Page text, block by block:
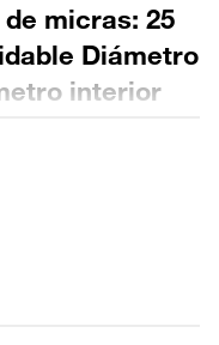
micras: 25
Diámetro
interior
110 Sellado: